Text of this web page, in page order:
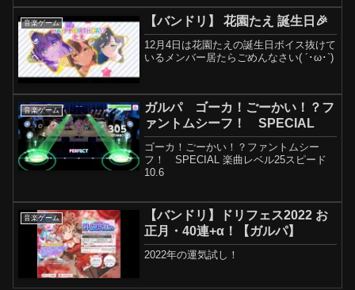
音楽ゲーム 【バンドリ】 花園たえ 誕生日🎉
12月4日は花園たえの誕生日ボイス抜けて
いるメンバー居たらごめんなさい( ´･ω･`)
音楽ゲーム
ガルパ ゴーカ！ごーかい！？フ
ァントムシーフ！ SPECIAL
ゴーカ！ごーかい！？ファントムシー
フ！ SPECIAL 楽曲レベル25スピード
10.6
音楽ゲーム
【バンドリ】ドリフェス2022 お
正月・40連+α！【ガルパ】
2022年の運気試し！